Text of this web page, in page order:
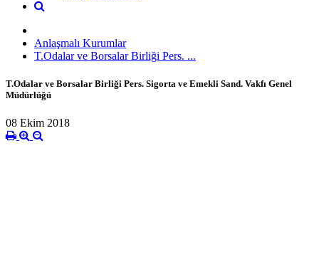
Anlaşmalı Kurumlar
T.Odalar ve Borsalar Birliği Pers. ...
T.Odalar ve Borsalar Birliği Pers. Sigorta ve Emekli Sand. Vakfı Genel
Müdürlüğü
08 Ekim 2018